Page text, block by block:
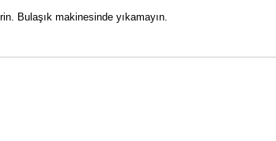
Bulaşık makinesinde yıkamayın.